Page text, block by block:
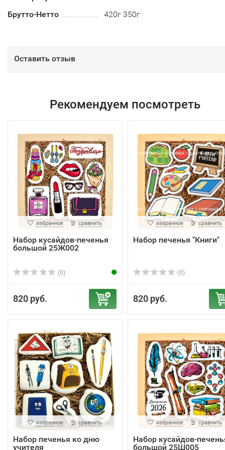
Брутто-Нетто
420г 350г
Оставить отзыв
Рекомендуем посмотреть
избранное сравнить
Набор кусайдов-печенья
большой 25Ж002
(0)
820 руб.
избранное сравнить
Набор печенья "Книги"
(0)
820 руб.
избранное сравнить
Набор печенья ко дню
учителя
избранное сравнить
Набор кусайдов-
большой 25Ш005